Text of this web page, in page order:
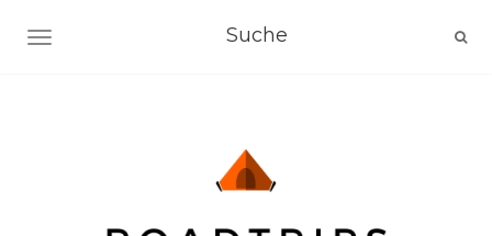
NAVIGATION EIN-/AUSSCHALTEN